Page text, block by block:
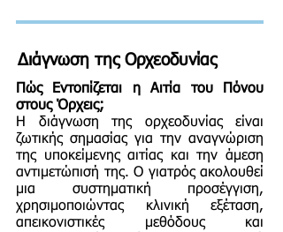
Διάγνωση της Ορχεοδυνίας
Πώς Εντοπίζεται η Αιτία του Πόνου
στους Όρχεις;
Η διάγνωση της ορχεοδυνίας είναι
ζωτικής σημασίας για την αναγνώριση
της υποκείμενης αιτίας και την άμεση
αντιμετώπισή της. Ο γιατρός ακολουθεί
μια συστηματική προσέγγιση,
χρησιμοποιώντας κλινική εξέταση,
απεικονιστικές μεθόδους και